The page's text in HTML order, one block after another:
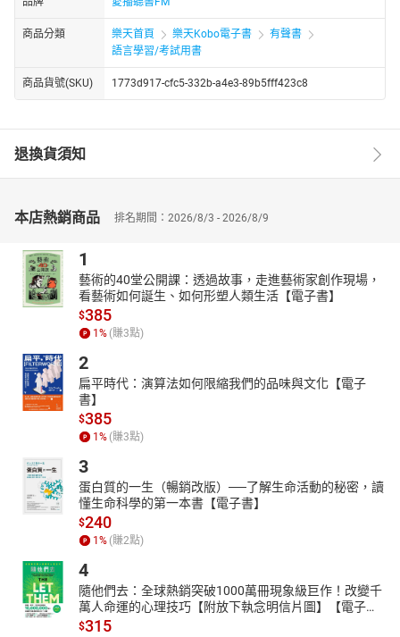
商品分類 樂天首頁 樂天Kobo電子書
有聲書
語言學習/考試用書
商品貨號(SKU) 1773d917-cfc5-332b-a4e3-89b5fff423c8
退換貨須知
本店熱銷商品 排名期間：2026/8/3 - 2026/8/9
1
藝術的40堂公開課：透過故事，走進藝術家創作現場，
看藝術如何誕生、如何形塑人類生活【電子書】
$385
1 % (賺3點)
2
扁平時代：演算法如何限縮我們的品味與文化【電子
書】
$385
1 % (賺3點)
3
蛋白質的一生（暢銷改版）──了解生命活動的秘密，讀
懂生命科學的第一本書【電子書】
$240
1 % (賺2點)
4
隨他們去：全球熱銷突破1000萬冊現象級巨作！改變千
萬人命運的心理技巧【附放下執念明信片圖】【電子
書】
$315